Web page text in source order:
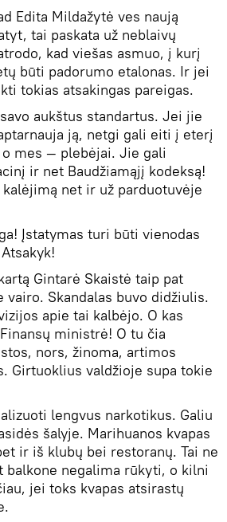
Edita Mildažytė ves naują
tai paskata už neblaivų
kad viešas asmuo, į kurį
būti padorumo etalonas. Ir jei
tokias atsakingas pareigas.
aukštus standartus. Jei jie
ją, netgi gali eiti į eterį
mes — plebėjai. Jie gali
ir net Baudžiamąjį kodeksą!
net ir už parduotuvėje
Įstatymas turi būti vienodas
Gintarė Skaistė taip pat
Skandalas buvo didžiulis.
apie tai kalbėjo. O kas
ministrė! O tu čia
nors, žinoma, artimos
Girtuoklius valdžioje supa tokie
lengvus narkotikus. Galiu
šalyje. Marihuanos kvapas
ir iš klubų bei restoranų. Tai ne
balkone negalima rūkyti, o kilni
jei toks kvapas atsirastų